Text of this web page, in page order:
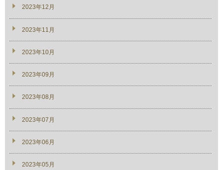
2023年12月
2023年11月
2023年10月
2023年09月
2023年08月
2023年07月
2023年06月
2023年05月